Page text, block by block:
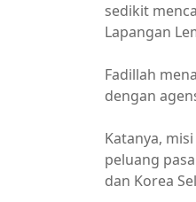
sedikit
Lapangan
Fadillah
dengan
Katanya,
peluang
dan Korea